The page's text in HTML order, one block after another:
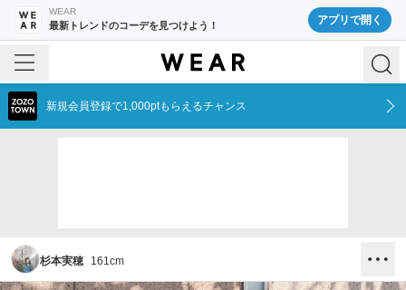
WEAR
最新トレンドのコーデを見つけよう！ アプリで開く
新規会員登録で1,000ptもらえるチャンス
杉本実穂 161cm